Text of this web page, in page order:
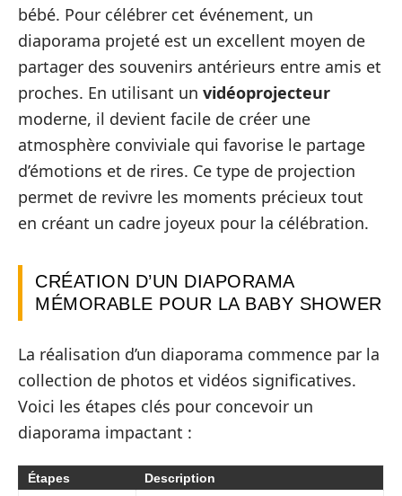
bébé. Pour célébrer cet événement, un
diaporama projeté est un excellent moyen de
partager des souvenirs antérieurs entre amis et
proches. En utilisant un vidéoprojecteur
moderne, il devient facile de créer une
atmosphère conviviale qui favorise le partage
d’émotions et de rires. Ce type de projection
permet de revivre les moments précieux tout
en créant un cadre joyeux pour la célébration.
CRÉATION D’UN DIAPORAMA
MÉMORABLE POUR LA BABY SHOWER
La réalisation d’un diaporama commence par la
collection de photos et vidéos significatives.
Voici les étapes clés pour concevoir un
diaporama impactant :
Étapes Description